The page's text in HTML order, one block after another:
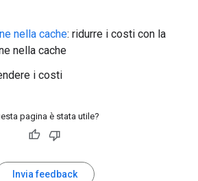
nella cache: ridurre i costi con la
nella cache
i costi
pagina è stata utile?
Invia feedback